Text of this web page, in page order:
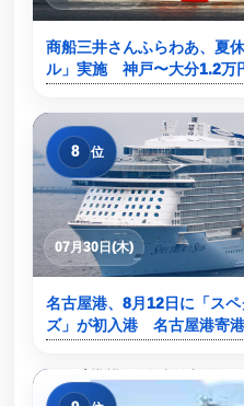
商船三井さんふらわあ、夏
ル」実施 神戸〜大分1.2万
8 位
07月30日(木)
名古屋港、8月12日に「ス
ズ」が初入港 名古屋港寄